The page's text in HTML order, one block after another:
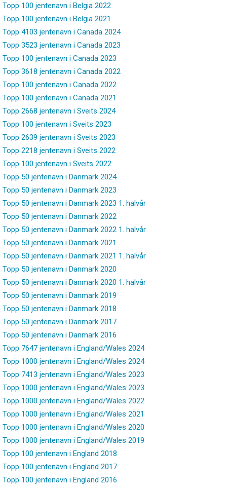
Topp 100 jentenavn i Belgia 2022
Topp 100 jentenavn i Belgia 2021
Topp 4103 jentenavn i Canada 2024
Topp 3523 jentenavn i Canada 2023
Topp 100 jentenavn i Canada 2023
Topp 3618 jentenavn i Canada 2022
Topp 100 jentenavn i Canada 2022
Topp 100 jentenavn i Canada 2021
Topp 2668 jentenavn i Sveits 2024
Topp 100 jentenavn i Sveits 2023
Topp 2639 jentenavn i Sveits 2023
Topp 2218 jentenavn i Sveits 2022
Topp 100 jentenavn i Sveits 2022
Topp 50 jentenavn i Danmark 2024
Topp 50 jentenavn i Danmark 2023
Topp 50 jentenavn i Danmark 2023 1. halvår
Topp 50 jentenavn i Danmark 2022
Topp 50 jentenavn i Danmark 2022 1. halvår
Topp 50 jentenavn i Danmark 2021
Topp 50 jentenavn i Danmark 2021 1. halvår
Topp 50 jentenavn i Danmark 2020
Topp 50 jentenavn i Danmark 2020 1. halvår
Topp 50 jentenavn i Danmark 2019
Topp 50 jentenavn i Danmark 2018
Topp 50 jentenavn i Danmark 2017
Topp 50 jentenavn i Danmark 2016
Topp 7647 jentenavn i England/Wales 2024
Topp 1000 jentenavn i England/Wales 2024
Topp 7413 jentenavn i England/Wales 2023
Topp 1000 jentenavn i England/Wales 2023
Topp 1000 jentenavn i England/Wales 2022
Topp 1000 jentenavn i England/Wales 2021
Topp 1000 jentenavn i England/Wales 2020
Topp 1000 jentenavn i England/Wales 2019
Topp 100 jentenavn i England 2018
Topp 100 jentenavn i England 2017
Topp 100 jentenavn i England 2016